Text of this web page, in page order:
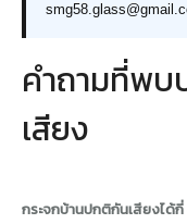
คำถามที่พบ
เสียง
กระจกบ้านปกติกันเสียงได้กี่